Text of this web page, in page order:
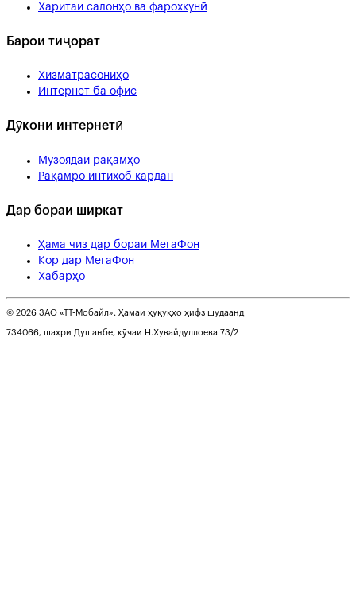
Харитаи салонҳо ва фарохкунӣ
Барои тиҷорат
Хизматрасониҳо
Интернет ба офис
Дӯкони интернетӣ
Музоядаи рақамҳо
Рақамро интихоб кардан
Дар бораи ширкат
Ҳама чиз дар бораи МегаФон
Кор дар МегаФон
Хабарҳо
© 2026 ЗАО «ТТ-Мобайл». Ҳамаи ҳуқуқҳо ҳифз шудаанд
734066, шаҳри Душанбе, кӯчаи Н.Хувайдуллоева 73/2